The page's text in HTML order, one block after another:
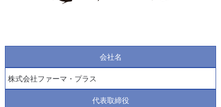
会社名
株式会社ファーマ・プラス
代表取締役